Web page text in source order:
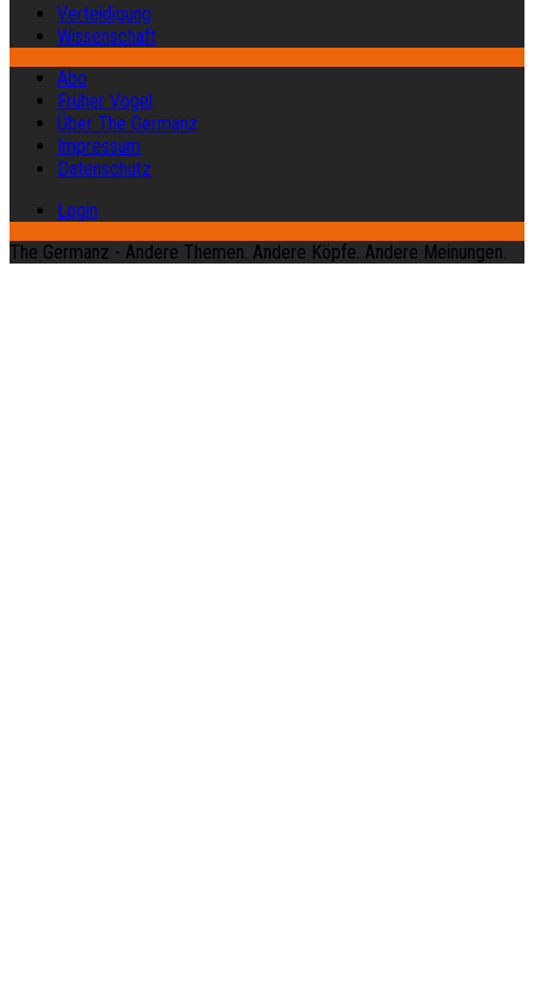
Verteidigung
Wissenschaft
Abo
Früher Vogel
Über The Germanz
Impressum
Datenschutz
Login
The Germanz - Andere Themen. Andere Köpfe. Andere Meinungen.